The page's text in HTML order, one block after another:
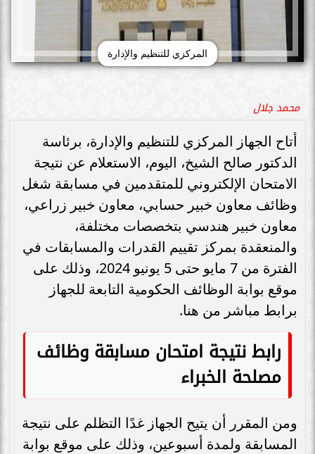
المركزي للتنظيم والإدارة
محمد جلال
أتاح الجهاز المركزي للتنظيم والإدارة، برئاسة
الدكتور صالح الشيخ، اليوم، الاستعلام عن نتيجة
الامتحان الإلكتروني للمتقدمين في مسابقة شغل
وظائف معاون خبير حسابي، معاون خبير زراعي،
معاون خبير هندسي بتخصصات مختلفة،
والمنعقدة بمركز تقييم القدرات والمسابقات في
الفترة من 7 مايو حتى 5 يونيو 2024، وذلك على
موقع بوابة الوظائف الحكومية التابعة للجهاز
برابط مباشر من هنا.
رابط نتيجة امتحان مسابقة وظائف
مصلحة الخبراء
ومن المقرر أن يتيح الجهاز غدًا التظلم على نتيجة
المسابقة ولمدة أسبوعين، وذلك على موقع بوابة